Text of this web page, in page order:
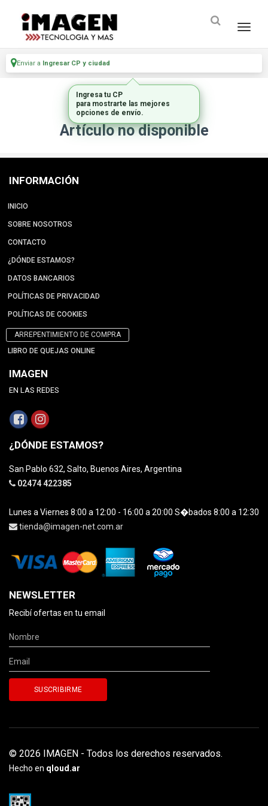
Enviar a Ingresar CP y ciudad
Artículo no disponible
INFORMACIÓN
INICIO
SOBRE NOSOTROS
CONTACTO
¿DÓNDE ESTAMOS?
DATOS BANCARIOS
POLÍTICAS DE PRIVACIDAD
POLÍTICAS DE COOKIES
ARREPENTIMIENTO DE COMPRA
LIBRO DE QUEJAS ONLINE
IMAGEN
EN LAS REDES
¿DÓNDE ESTAMOS?
San Pablo 632, Salto, Buenos Aires, Argentina
02474 422385
Lunes a Viernes 8:00 a 12:00 - 16:00 a 20:00 S�bados 8:00 a 12:30
tienda@imagen-net.com.ar
NEWSLETTER
Recibí ofertas en tu email
© 2026 IMAGEN - Todos los derechos reservados.
Hecho en qloud.ar
Ingresa tu CP
para mostrarte las mejores
opciones de envío.